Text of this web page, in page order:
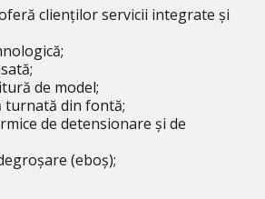
clienților servicii integrate și
de model;
turnată din fontă;
de detensionare și de
(eboș);